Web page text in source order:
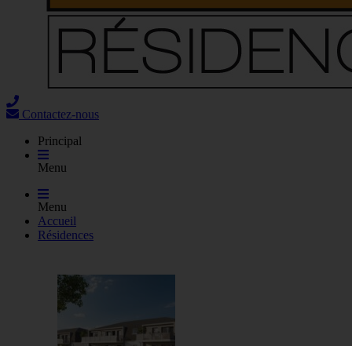
Contactez-nous
Principal
Menu
Menu
Accueil
Résidences